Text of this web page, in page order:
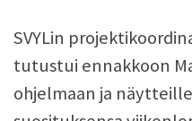
SVYLin
tutustui ennakkoon
ohjelmaan ja